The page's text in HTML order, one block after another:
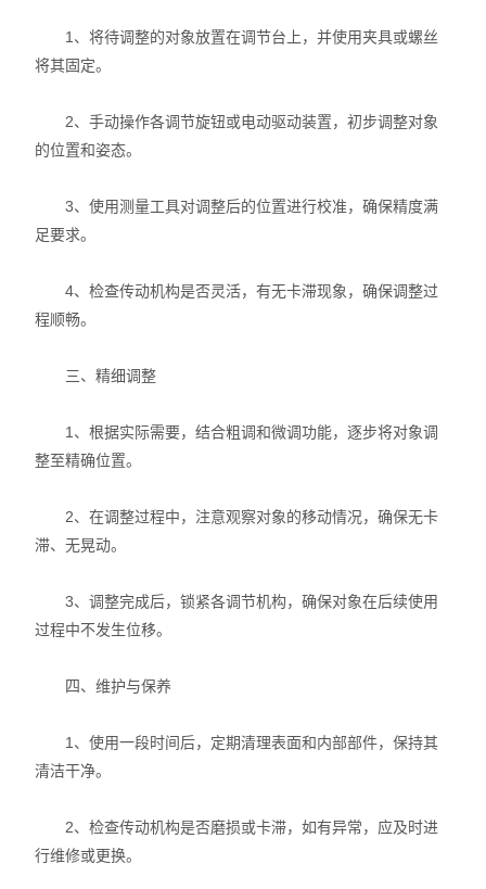
1、将待调整的对象放置在调节台上，并使用夹具或螺丝
将其固定。
2、手动操作各调节旋钮或电动驱动装置，初步调整对象
的位置和姿态。
3、使用测量工具对调整后的位置进行校准，确保精度满
足要求。
4、检查传动机构是否灵活，有无卡滞现象，确保调整过
程顺畅。
三、精细调整
1、根据实际需要，结合粗调和微调功能，逐步将对象调
整至精确位置。
2、在调整过程中，注意观察对象的移动情况，确保无卡
滞、无晃动。
3、调整完成后，锁紧各调节机构，确保对象在后续使用
过程中不发生位移。
四、维护与保养
1、使用一段时间后，定期清理表面和内部部件，保持其
清洁干净。
2、检查传动机构是否磨损或卡滞，如有异常，应及时进
行维修或更换。